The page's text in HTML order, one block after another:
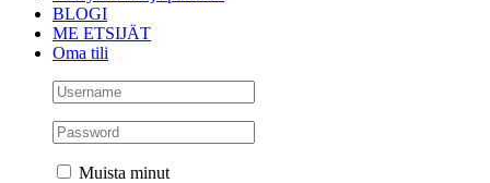
BLOGI
ME ETSIJÄT
Oma tili
Muista minut